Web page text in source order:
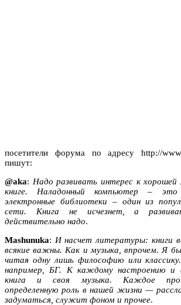
посетители форума по адресу http://
пишут:
@aka: Надо развивать интерес к
книге. Наладонный компьютер –
электронные библиотеки – один из
сети. Книга не исчезнет, а
действительно надо.
Mashunuka: И насчет литературы: книги
всякие важны. Как и музыка, впрочем. Я
читая одну лишь философию или
например, БГ. К каждому настроению и
книга и своя музыка. Каждое
определенную роль в нашей жизни —
задуматься, служит фоном и прочее.